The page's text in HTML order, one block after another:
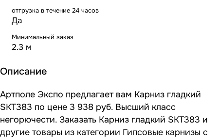
отгрузка в течение 24 часов
Да
Минимальный заказ
2.3 м
Описание
Артполе Экспо предлагает вам Карниз гладкий
SKT383 по цене 3 938 руб. Высший класс
негорючести. Заказать Карниз гладкий SKT383 и
другие товары из категории Гипсовые карнизы с